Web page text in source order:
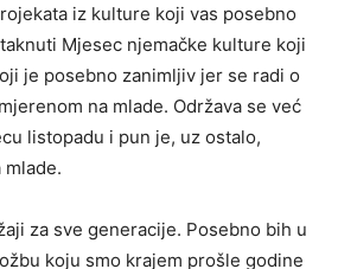
iz kulture koji vas posebno
Mjesec njemačke kulture koji
je posebno zanimljiv jer se radi o
na mlade. Održava se već
listopadu i pun je, uz ostalo,
za sve generacije. Posebno bih u
koju smo krajem prošle godine